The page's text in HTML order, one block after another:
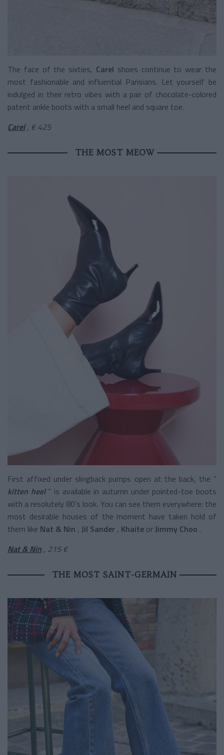
The face of the sixties, Carel shoes continue to wear the
most fashionable and influential Parisians. Let yourself be
indulged in their retro vibes with a pair of chocolate-colored
patent ankle boots with a small heel and square toe.
Carel , € 425
THE MOST MEOW
First affixed under slingback pumps open at the back, the “
kitten heel ” is available in autumn under pointed-toe boots
with a resolutely 80's look. You can see them everywhere: the
most desirable houses of the moment have taken hold of
them like Nat & Nin , Jil Sander , Khaite orJimmy Choo .
Nat & Nin , 215 €
THE MOST SAINT-GERMAIN